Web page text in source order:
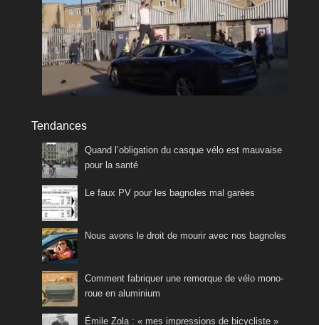
Tendances
Quand l’obligation du casque vélo est mauvaise
pour la santé
Le faux PV pour les bagnoles mal garées
Nous avons le droit de mourir avec nos bagnoles
Comment fabriquer une remorque de vélo mono-
roue en aluminium
Émile Zola : « mes impressions de bicycliste »